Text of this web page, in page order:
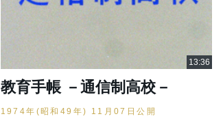
教育手帳 －通信制高校－
1974年(昭和49年) 11月07日公開